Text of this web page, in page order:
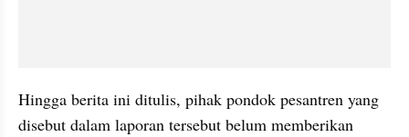
Hingga berita ini ditulis, pihak pondok pesantren yang
disebut dalam laporan tersebut belum memberikan